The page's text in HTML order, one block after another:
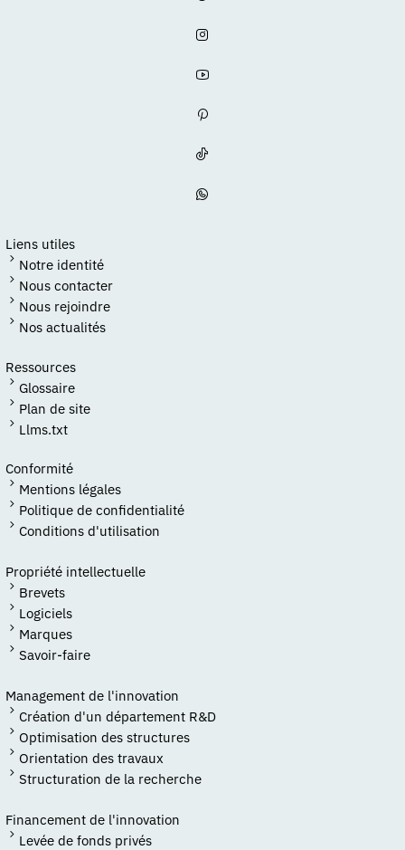
Liens utiles
Notre identité
Nous contacter
Nous rejoindre
Nos actualités
Ressources
Glossaire
Plan de site
Llms.txt
Conformité
Mentions légales
Politique de confidentialité
Conditions d'utilisation
Propriété intellectuelle
Brevets
Logiciels
Marques
Savoir-faire
Management de l'innovation
Création d'un département R&D
Optimisation des structures
Orientation des travaux
Structuration de la recherche
Financement de l'innovation
Levée de fonds privés